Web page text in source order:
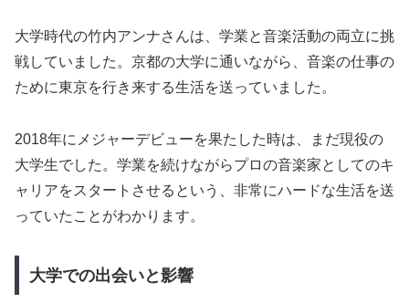
大学時代の竹内アンナさんは、学業と音楽活動の両立に挑
戦していました。京都の大学に通いながら、音楽の仕事の
ために東京を行き来する生活を送っていました。
2018年にメジャーデビューを果たした時は、まだ現役の
大学生でした。学業を続けながらプロの音楽家としてのキ
ャリアをスタートさせるという、非常にハードな生活を送
っていたことがわかります。
大学での出会いと影響